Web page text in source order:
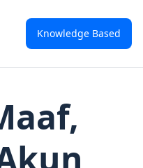
Knowledge Based